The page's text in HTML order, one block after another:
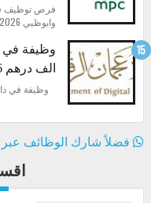
فرص توظيف
وابوظبي 2026شركة...
الف درهم 2026
وظيفة في
فضلاً شارك الوظائف عبر